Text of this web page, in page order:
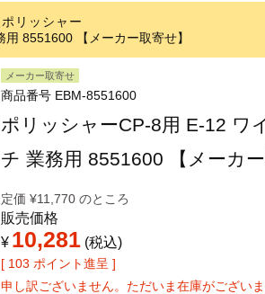
リッシャー
8551600 【メーカー取寄せ】
メーカー取寄せ
商品番号 EBM-8551600
ポリッシャーCP-8用 E-12 ワ
チ 業務用 8551600 【メーカー
定価 ¥11,770 のところ
販売価格
¥ 10,281 税込
[ 103 ポイント進呈 ]
申し訳ございません。ただいま在庫がございま